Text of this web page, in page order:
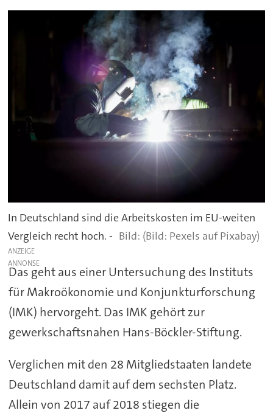
In Deutschland sind die Arbeitskosten im EU-weiten
Vergleich recht hoch. -
(Bild: Pexels auf Pixabay)
ANZEIGE
Das geht aus einer Untersuchung des Instituts
für Makroökonomie und Konjunkturforschung
(IMK) hervorgeht. Das IMK gehört zur
gewerkschaftsnahen Hans-Böckler-Stiftung.
Verglichen mit den 28 Mitgliedstaaten landete
Deutschland damit auf dem sechsten Platz.
Allein von 2017 auf 2018 stiegen die